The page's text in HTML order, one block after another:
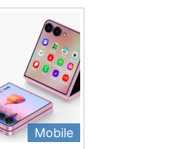
Mobile